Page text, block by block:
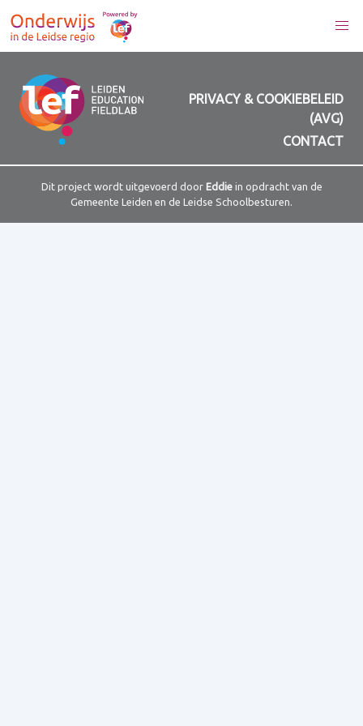
PRIVACY & COOKIEBELEID
(AVG)
CONTACT
Dit project wordt uitgevoerd door Eddiein opdracht van de
Gemeente Leiden en de Leidse Schoolbesturen.